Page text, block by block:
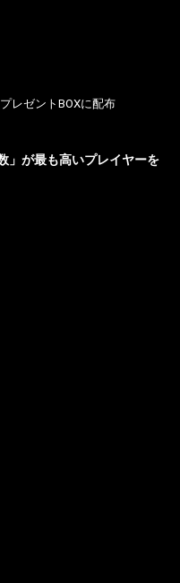
レゼントBOXに配布
」が最も高いプレイヤーを